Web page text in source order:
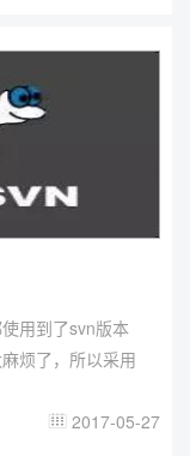
用到了svn版本
烦了，所以采用
 2017-05-27